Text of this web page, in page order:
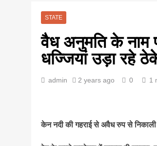
STATE
वैध अनुमति के नाम
धज्जियां उड़ा रहे
admin 2 years ago 0 1
केन नदी की गहराई से अवैध रुप से निकाली